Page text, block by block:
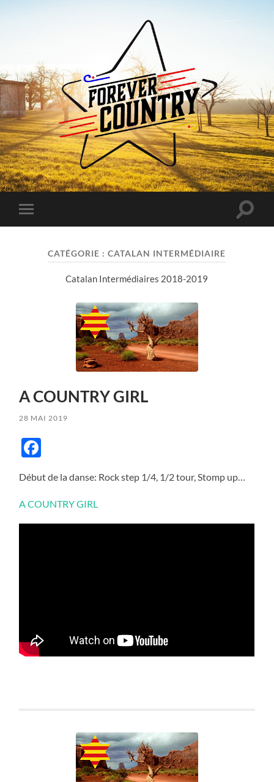
Forever
Country
Toggle
mobile
Toggle
CATÉGORIE :CATALAN INTERMÉDIAIRE
Catalan Intermédiaires 2018-2019
A COUNTRY GIRL
28 MAI 2019
Début de la danse: Rock step 1/4, 1/2 tour, Stomp up…
A COUNTRY GIRL